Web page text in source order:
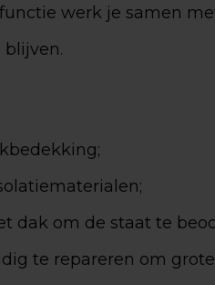
werk je samen
dak om de staat te
te repareren om